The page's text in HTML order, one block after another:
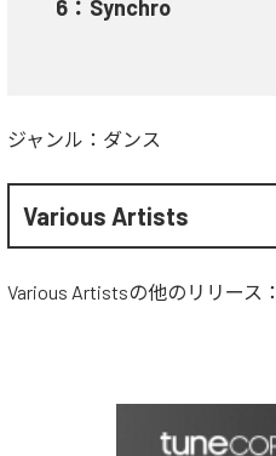
6 ： Synchro
ジャンル： ダンス
Various Artists
Various Artistsの他のリリース：